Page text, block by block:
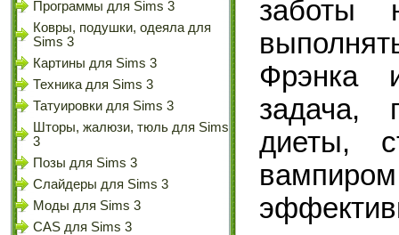
Программы для Sims 3
Ковры, подушки, одеяла для
Sims 3
Картины для Sims 3
Техника для Sims 3
Татуировки для Sims 3
Шторы, жалюзи, тюль для Sims
3
Позы для Sims 3
Слайдеры для Sims 3
Моды для Sims 3
CAS для Sims 3
заботы
Фрэнка
задача,
диеты,